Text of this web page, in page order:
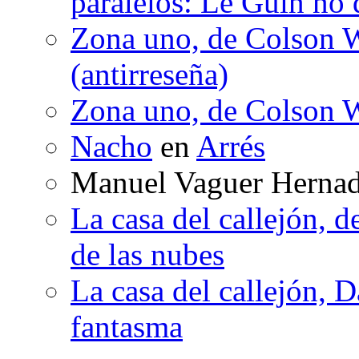
Zona uno, de Colson
(antirreseña)
Zona uno, de Colson
Nacho en Arrés
Manuel Vaguer
La casa del callejón,
de las nubes
La casa del callejón,
fantasma